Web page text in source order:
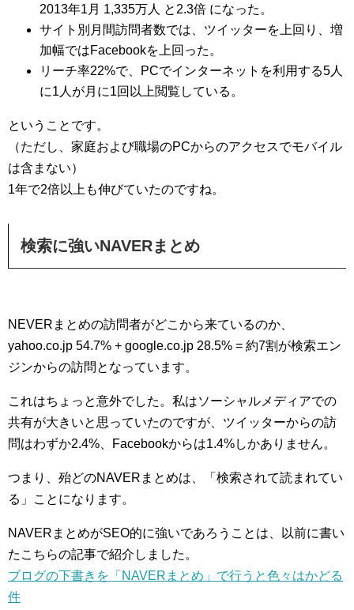
2013年1月 1,335万人 と2.3倍 になった。
サイト別月間訪問者数では、ツイッターを上回り、増
加幅ではFacebookを上回った。
リーチ率22%で、PCでインターネットを利用する5人
に1人が月に1回以上閲覧している。
ということです。
（ただし、家庭および職場のPCからのアクセスでモバイル
は含まない）
1年で2倍以上も伸びていたのですね。
検索に強いNAVERまとめ
NEVERまとめの訪問者がどこから来ているのか、
yahoo.co.jp 54.7% + google.co.jp 28.5% = 約7割が検索エン
ジンからの訪問となっています。
これはちょっと意外でした。私はソーシャルメディアでの
共有が大きいと思っていたのですが、ツイッターからの訪
問はわずか2.4%、Facebookからは1.4%しかありません。
つまり、殆どのNAVERまとめは、「検索されて読まれてい
る」ことになります。
NAVERまとめがSEO的に強いであろうことは、以前に書い
たこちらの記事で紹介しました。
ブログの下書きを「NAVERまとめ」で行うと色々はかどる
件